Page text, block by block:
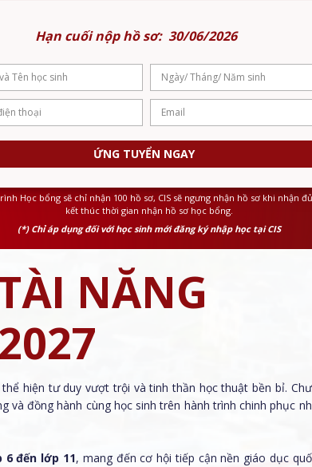
Học bổng sẽ chỉ nhận 100 hồ sơ, CIS sẽ ngưng nhận hồ sơ khi nhận
kết thúc thời gian nhận hồ sơ học bổng.
(*) Chỉ áp dụng đối với học sinh mới đăng ký nhập học tại CIS
ỨNG TUYỂN NGAY
Hạn cuối nộp hồ sơ: 30/06/2026
NĂNG
hiện tư duy vượt trội và tinh thần học thuật bền bỉ.
đồng hành cùng học sinh trên hành trình chinh phục
đến lớp 11, mang đến cơ hội tiếp cận nền giáo dục